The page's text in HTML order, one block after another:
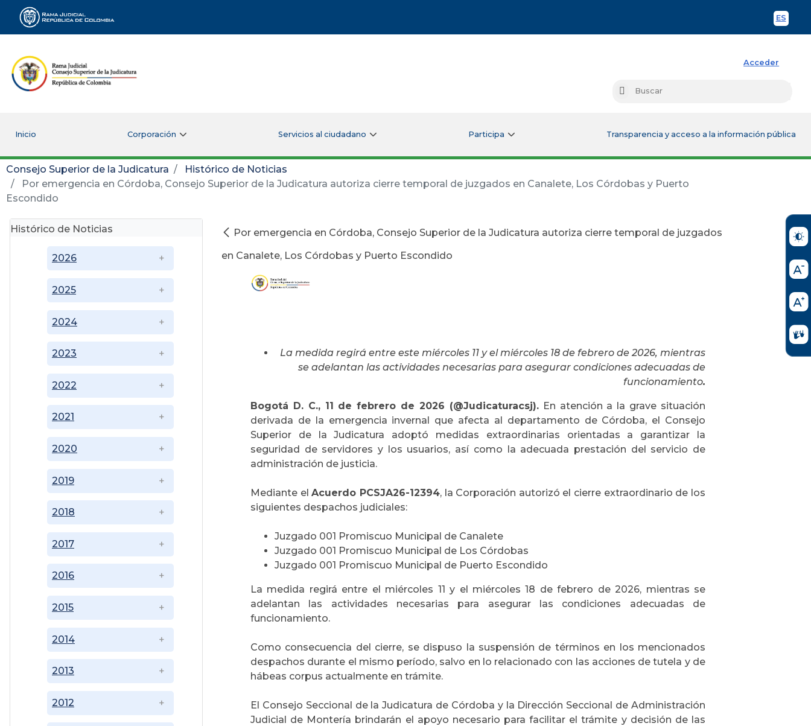
ES
Rama Judicial
Acceder
Buscar
Inicio Corporación Servicios al ciudadano Participa Transparencia y acceso a la información pública
Consejo Superior de la Judicatura
Histórico de Noticias
Por emergencia en Córdoba, Consejo Superior de la Judicatura autoriza cierre temporal de juzgados en Canalete, Los Córdobas y Puerto
Escondido
Histórico de Noticias
2012
2013
2014
2015
2016
2017
2018
2019
2020
2021
2022
2023
2024
2025
2026
Por emergencia en Córdoba, Consejo Superior de la Judicatura autoriza cierre temporal de juzgados
en Canalete, Los Córdobas y Puerto Escondido
La medida regirá entre este miércoles 11 y el miércoles 18 de febrero de 2026, mientras
se adelantan las actividades necesarias para asegurar condiciones adecuadas de
funcionamiento.
Bogotá D. C., 11 de febrero de 2026 (@Judicaturacsj).En atención a la grave situación
derivada de la emergencia invernal que afecta al departamento de Córdoba, el Consejo
Superior de la Judicatura adoptó medidas extraordinarias orientadas a garantizar la
seguridad de servidores y los usuarios, así como la adecuada prestación del servicio de
administración de justicia.
Mediante elAcuerdo PCSJA26-12394, la Corporación autorizó el cierre extraordinario de los
siguientes despachos judiciales:
Juzgado 001 Promiscuo Municipal de Canalete
Juzgado 001 Promiscuo Municipal de Los Córdobas
Juzgado 001 Promiscuo Municipal de Puerto Escondido
La medida regirá entre el miércoles 11 y el miércoles 18 de febrero de 2026, mientras se
adelantan las actividades necesarias para asegurar las condiciones adecuadas de
funcionamiento.
Como consecuencia del cierre, se dispuso la suspensión de términos en los mencionados
despachos durante el mismo período, salvo en lo relacionado con las acciones de tutela y de
hábeas corpus actualmente en trámite.
El Consejo Seccional de la Judicatura de Córdoba y la Dirección Seccional de Administración
Judicial de Montería brindarán el apoyo necesario para facilitar el trámite y decisión de las